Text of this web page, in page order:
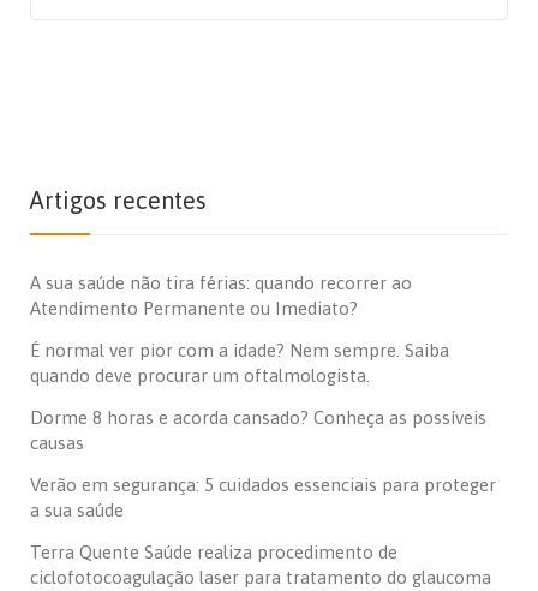
Artigos recentes
A sua saúde não tira férias: quando recorrer ao
Atendimento Permanente ou Imediato?
É normal ver pior com a idade? Nem sempre. Saiba
quando deve procurar um oftalmologista.
Dorme 8 horas e acorda cansado? Conheça as possíveis
causas
Verão em segurança: 5 cuidados essenciais para proteger
a sua saúde
Terra Quente Saúde realiza procedimento de
ciclofotocoagulação laser para tratamento do glaucoma